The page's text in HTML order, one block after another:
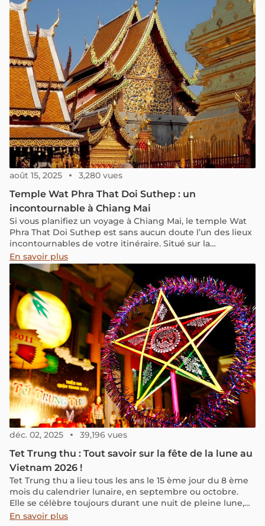
fois un repère culturel et un lieu incontournable pour les
voyageurs en quête de belles photos. Ci-dessous, vous
trouverez des informations pratiques et utiles pour
préparer votre visite.
août 15, 2025 3,280 vues
Temple Wat Phra That Doi Suthep : un
incontournable à Chiang Mai
Si vous planifiez un voyage à Chiang Mai, le temple Wat
Phra That Doi Suthep est sans aucun doute l’un des lieux
incontournables de votre itinéraire. Situé sur la
montagne Doi Suthep, ce temple n’est pas seulement
un site religieux, mais il offre également une vue
splendide et une atmosphère paisible, idéale pour la
contemplation. Bien qu'il soit un peu éloigné du centre-
ville, il mérite amplement d’être visité. Sur le chemin
vers le temple, vous serez émerveillé par le paysage
montagneux et forestier, créant ainsi un voyage
mémorable. Voici un guide détaillé, combinant histoire,
conseils pratiques, expérience de randonnée et
impressions authentiques de la visite.
En savoir plus
déc. 02, 2025 39,196 vues
Tet Trung thu : Tout savoir sur la fête de la lune au
Vietnam 2026 !
Tet Trung thu a lieu tous les ans le 15 ème jour du 8 ème
mois du calendrier lunaire, en septembre ou octobre.
Elle se célèbre toujours durant une nuit de pleine lune,
ce qui lui vaut le surnom de Fête de la lune ou du Festival
En savoir plus